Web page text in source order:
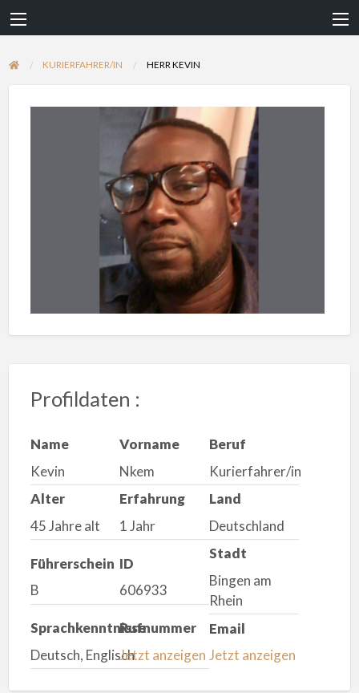
KURIERFAHRER/IN HERR KEVIN
Profildaten :
Name
Kevin
Vorname
Nkem
Beruf
Kurierfahrer/in
Alter
45 Jahre alt
Erfahrung
1 Jahr
Land
Deutschland
Führerschein
B
ID
606933
Stadt
Bingen am
Rhein
Sprachkenntnisse
Deutsch, Englisch
Rufnummer
Jetzt anzeigen
Email
Jetzt anzeigen